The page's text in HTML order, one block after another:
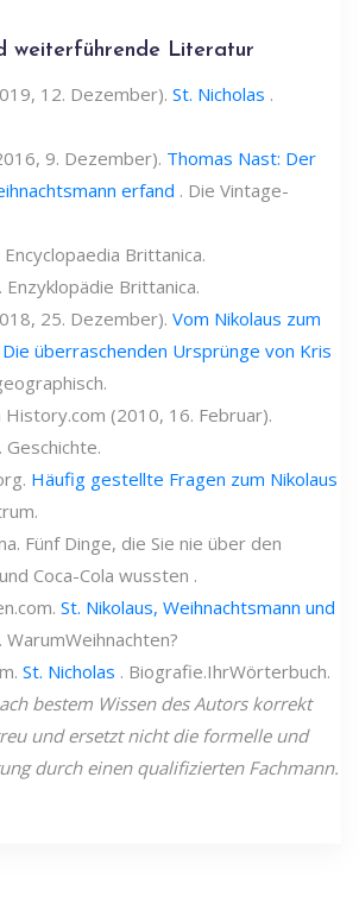
weiterführende Literatur
12. Dezember). St. Nicholas .
9. Dezember). Thomas Nast: Der
erfand . Die Vintage-
Brittanica.
. Enzyklopädie Brittanica.
25. Dezember). Vom Nikolaus zum
überraschenden Ursprünge von Kris
(2010, 16. Februar).
. Geschichte.
Häufig gestellte Fragen zum Nikolaus
Fünf Dinge, die Sie nie über den
Coca-Cola wussten .
St. Nikolaus, Weihnachtsmann und
. WarumWeihnachten?
St. Nicholas . Biografie.IhrWörterbuch.
bestem Wissen des Autors korrekt
und ersetzt nicht die formelle und
durch einen qualifizierten Fachmann.